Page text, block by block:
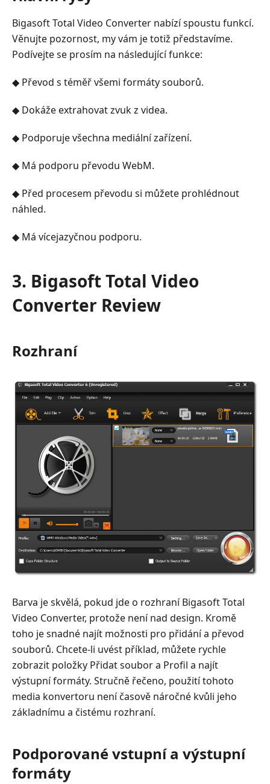
Bigasoft Total Video Converter nabízí spoustu funkcí.
Věnujte pozornost, my vám je totiž představíme.
Podívejte se prosím na následující funkce:
◆ Převod s téměř všemi formáty souborů.
◆ Dokáže extrahovat zvuk z videa.
◆ Podporuje všechna mediální zařízení.
◆ Má podporu převodu WebM.
◆ Před procesem převodu si můžete prohlédnout
náhled.
◆ Má vícejazyčnou podporu.
3. Bigasoft Total Video
Converter Review
Rozhraní
Barva je skvělá, pokud jde o rozhraní Bigasoft Total
Video Converter, protože není nad design. Kromě
toho je snadné najít možnosti pro přidání a převod
souborů. Chcete-li uvést příklad, můžete rychle
zobrazit položky Přidat soubor a Profil a najít
výstupní formáty. Stručně řečeno, použití tohoto
media konvertoru není časově náročné kvůli jeho
základnímu a čistému rozhraní.
Podporované vstupní a výstupní
formáty